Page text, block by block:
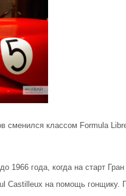
сменился классом Formula
1966 года, когда на старт
Castilleux на помощь